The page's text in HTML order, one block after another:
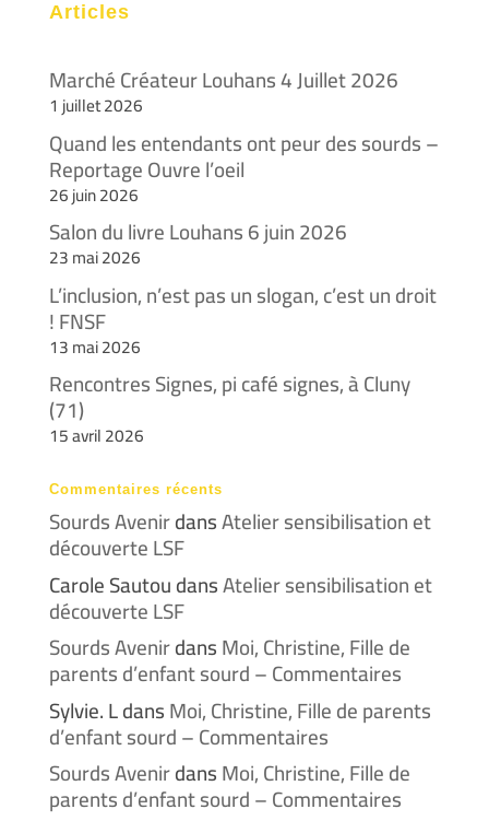
Articles
Marché Créateur Louhans 4 Juillet 2026
1 juillet 2026
Quand les entendants ont peur des sourds –
Reportage Ouvre l’oeil
26 juin 2026
Salon du livre Louhans 6 juin 2026
23 mai 2026
L’inclusion, n’est pas un slogan, c’est un droit
! FNSF
13 mai 2026
Rencontres Signes, pi café signes, à Cluny
(71)
15 avril 2026
Commentaires récents
Sourds AvenirdansAtelier sensibilisation et
découverte LSF
Carole SautoudansAtelier sensibilisation et
découverte LSF
Sourds AvenirdansMoi, Christine, Fille de
parents d’enfant sourd – Commentaires
Sylvie. LdansMoi, Christine, Fille de parents
d’enfant sourd – Commentaires
Sourds AvenirdansMoi, Christine, Fille de
parents d’enfant sourd – Commentaires